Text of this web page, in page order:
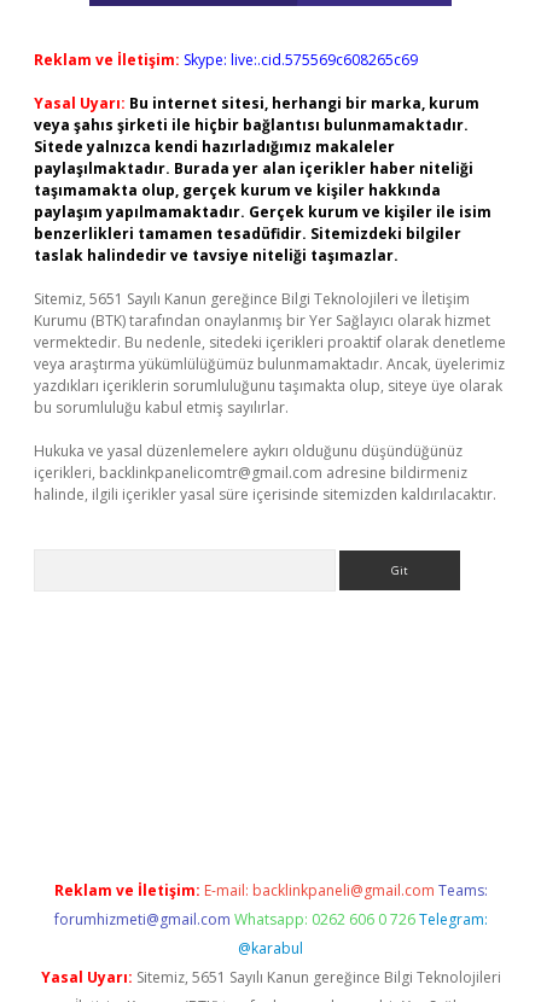
Reklam ve İletişim: Skype: live:.cid.575569c608265c69
Yasal Uyarı: Bu internet sitesi, herhangi bir marka, kurum
veya şahıs şirketi ile hiçbir bağlantısı bulunmamaktadır.
Sitede yalnızca kendi hazırladığımız makaleler
paylaşılmaktadır. Burada yer alan içerikler haber niteliği
taşımamakta olup, gerçek kurum ve kişiler hakkında
paylaşım yapılmamaktadır. Gerçek kurum ve kişiler ile isim
benzerlikleri tamamen tesadüfidir. Sitemizdeki bilgiler
taslak halindedir ve tavsiye niteliği taşımazlar.
Sitemiz, 5651 Sayılı Kanun gereğince Bilgi Teknolojileri ve İletişim
Kurumu (BTK) tarafından onaylanmış bir Yer Sağlayıcı olarak hizmet
vermektedir. Bu nedenle, sitedeki içerikleri proaktif olarak denetleme
veya araştırma yükümlülüğümüz bulunmamaktadır. Ancak, üyelerimiz
yazdıkları içeriklerin sorumluluğunu taşımakta olup, siteye üye olarak
bu sorumluluğu kabul etmiş sayılırlar.
Hukuka ve yasal düzenlemelere aykırı olduğunu düşündüğünüz
içerikleri, backlinkpanelicomtr@gmail.com adresine bildirmeniz
halinde, ilgili içerikler yasal süre içerisinde sitemizden kaldırılacaktır.
Reklam ve İletişim: E-mail: backlinkpaneli@gmail.com Teams:
forumhizmeti@gmail.com Whatsapp: 0262 606 0 726 Telegram:
@karabul
Yasal Uyarı: Sitemiz, 5651 Sayılı Kanun gereğince Bilgi Teknolojileri